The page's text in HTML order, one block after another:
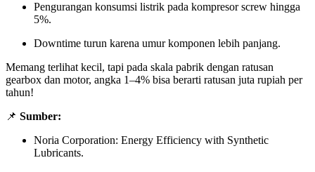
Pengurangan konsumsi listrik pada kompresor screw hingga
5%.
Downtime turun karena umur komponen lebih panjang.
Memang terlihat kecil, tapi pada skala pabrik dengan ratusan
gearbox dan motor, angka 1–4% bisa berarti ratusan juta rupiah per
tahun!
📌 Sumber:
Noria Corporation: Energy Efficiency with Synthetic
Lubricants.